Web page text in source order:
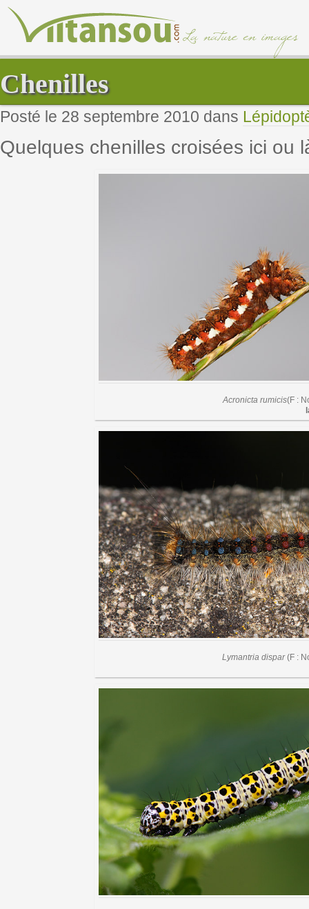
Chenilles
Posté le 28 septembre 2010 dans
Quelques chenilles croisées ici ou
Acronicta rumicis(F :
Lymantria dispar(F :